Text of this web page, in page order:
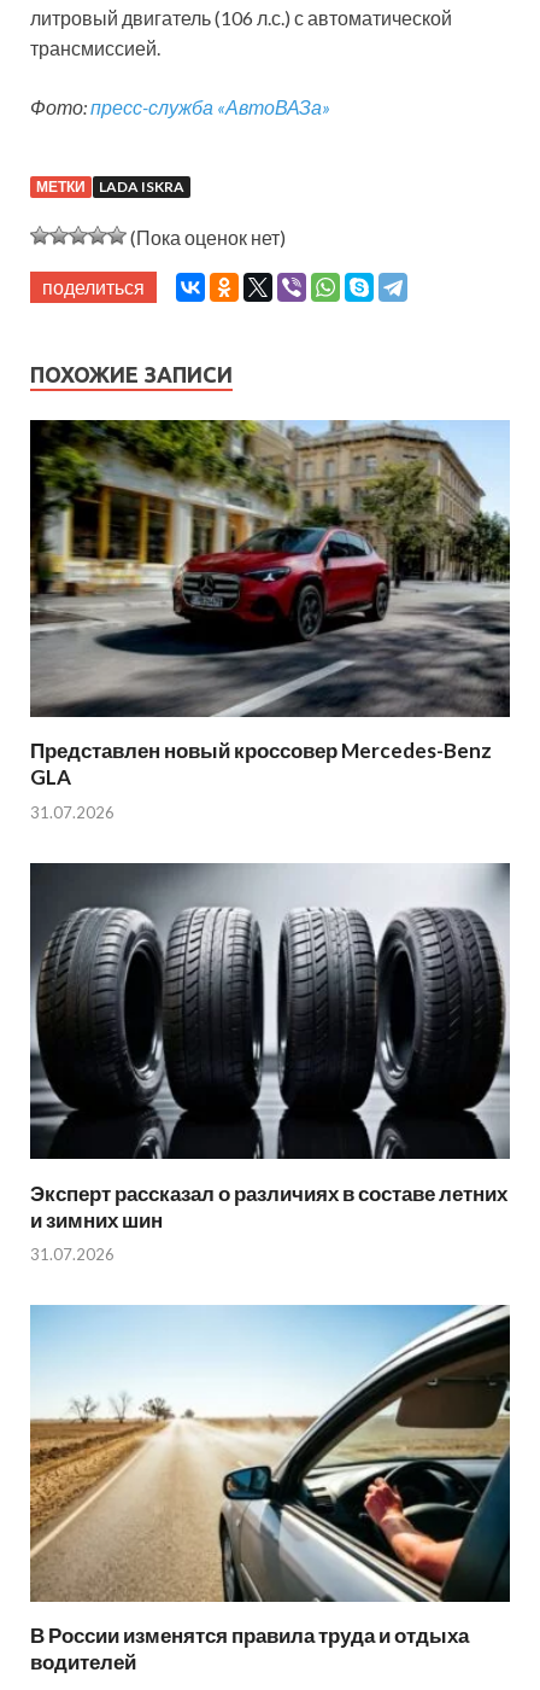
литровый двигатель (106 л.с.) с автоматической
трансмиссией.
Фото:пресс-служба «АвтоВАЗа»
МЕТКИ LADA ISKRA
(Пока оценок нет)
поделиться
ПОХОЖИЕ ЗАПИСИ
Представлен новый кроссовер Mercedes-Benz
GLA
31.07.2026
Эксперт рассказал о различиях в составе летних
и зимних шин
31.07.2026
В России изменятся правила труда и отдыха
водителей